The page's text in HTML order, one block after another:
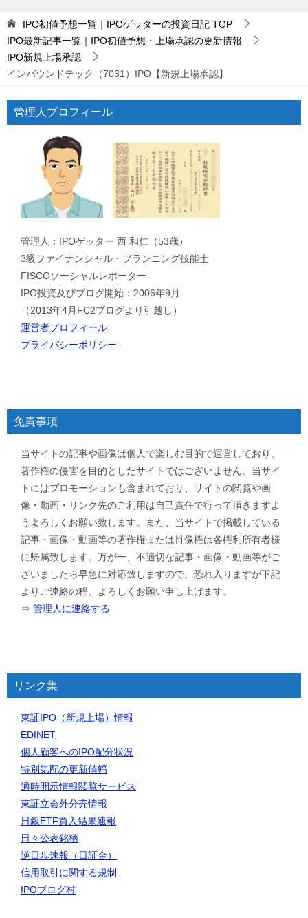
IPO初値予想一覧｜IPOゲッターの投資日記 TOP
IPO最新記事一覧｜IPO初値予想・上場承認の更新情報
IPO新規上場承認
インバウンドテック（7031）IPO【新規上場承認】
管理人プロフィール
管理人：IPOゲッター 西 和仁（53歳）
3級ファイナンシャル・プランニング技能士
FISCOソーシャルレポーター
IPO投資及びブログ開始：2006年9月
（2013年4月FC2ブログより引越し）
運営者プロフィール
プライバシーポリシー
免責事項
当サイトの記事や画像は個人で楽しむ目的で運営しており、
著作権の侵害を目的としたサイトではございません。当サイ
トにはプロモーションも含まれており、サイトの閲覧や画
像・動画・リンク先のご利用は自己責任で行って頂きますよ
うよろしくお願い致します。また、当サイトで掲載している
記事・画像・動画等の著作権または肖像権は各権利所有者様
に帰属致します。万が一、不適切な記事・画像・動画等がご
ざいましたら早急に対応致しますので、恐れ入りますが下記
よりご連絡の程、よろしくお願い申し上げます。
⇒ 管理人に連絡する
リンク集
東証IPO（新規上場）情報
EDINET
個人顧客へのIPO配分状況
特別気配の更新値幅
適時開示情報閲覧サービス
東証立会外分売情報
日銀ETF買入結果速報
日々公表銘柄
逆日歩速報（日証金）
信用取引に関する規制
IPOブログ村